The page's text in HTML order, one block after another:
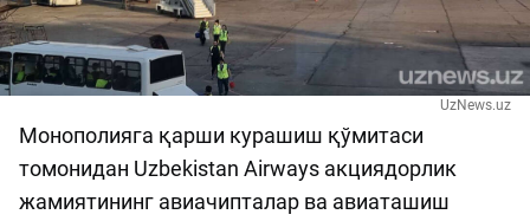
UzNews.uz
Монополияга қарши курашиш қўмитаси
томонидан Uzbekistan Airways акциядорлик
жамиятининг авиачипталар ва авиаташиш